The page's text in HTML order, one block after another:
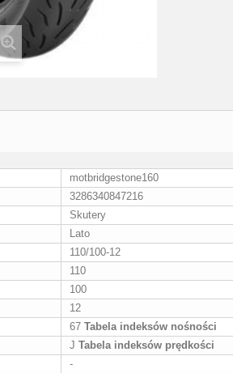
motbridgestone160
3286340847216
Skutery
Lato
110/100-12
110
100
12
67 Tabela indeksów nośności
J Tabela indeksów prędkości
-